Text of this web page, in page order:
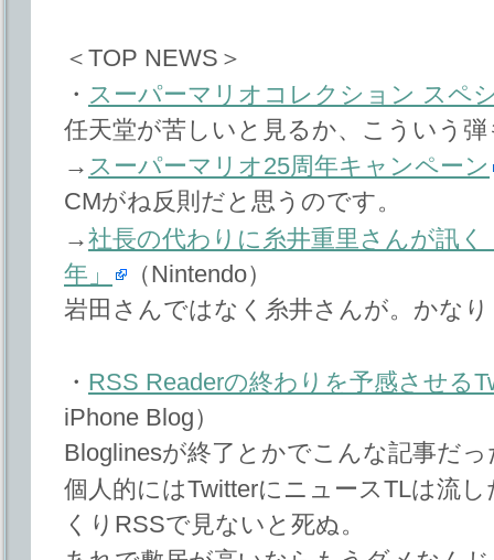
＜TOP NEWS＞
・ スーパーマリオコレクション スペ
任天堂が苦しいと見るか、こういう
→ スーパーマリオ25周年キャンペーン
CMがね反則だと思うのです。
→社長の代わりに糸井重里さんが訊
年」
（Nintendo）
岩田さんではなく糸井さんが。かな
・ RSS Readerの終わりを予感させる
iPhone Blog）
Bloglinesが終了とかでこんな記事だ
個人的にはTwitterにニュースTLは流
くりRSSで見ないと死ぬ。